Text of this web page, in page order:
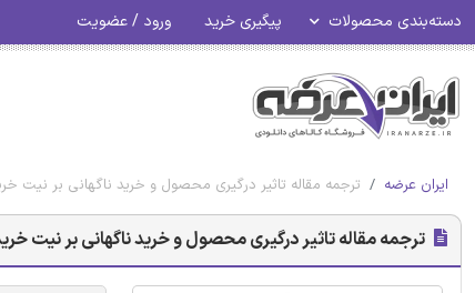
دسته‌بندی محصولات پیگیری خرید ورود / عضویت
ایران عرضه ترجمه مقاله تاثیر درگیری محصول و خرید ناگهانی بر نیت
ترجمه مقاله تاثیر درگیری محصول و خرید ناگهانی بر نیت